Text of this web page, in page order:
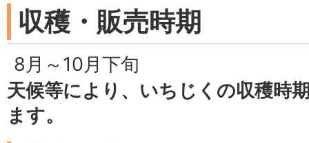
収穫・販売時期
8月～10月下旬
天候等により、いちじくの収穫時
ます。